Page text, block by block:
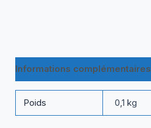
Informations complémentaires
Poids 0,1 kg